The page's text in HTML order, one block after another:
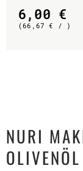
6,00 €
(66,67€ / )
NURI
OLIVENÖL